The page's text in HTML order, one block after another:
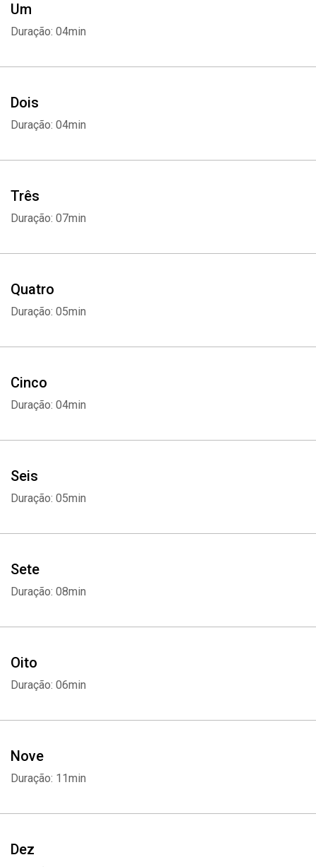
Fragmenta-me aborda os eventos ocorridos entre os livros dois e
Um
Duração: 04min
Dois
Duração: 04min
Três
Duração: 07min
Quatro
Duração: 05min
Cinco
Duração: 04min
Seis
Duração: 05min
Sete
Duração: 08min
Oito
Duração: 06min
Nove
Duração: 11min
Dez